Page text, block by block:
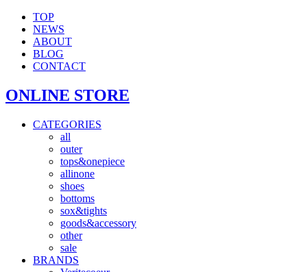
TOP
NEWS
ABOUT
BLOG
CONTACT
ONLINE STORE
CATEGORIES
all
outer
tops&onepiece
allinone
shoes
bottoms
sox&tights
goods&accessory
other
sale
BRANDS